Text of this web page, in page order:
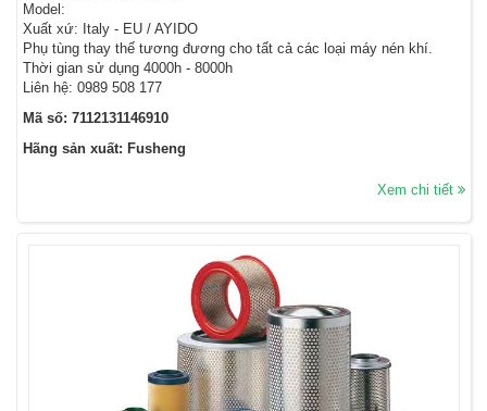
Model:
Xuất xứ: Italy - EU / AYIDO
Phụ tùng thay thế tương đương cho tất cả các loại máy nén khí.
Thời gian sử dụng 4000h - 8000h
Liên hệ: 0989 508 177
Mã số: 7112131146910
Hãng sản xuất: Fusheng
Xem chi tiết